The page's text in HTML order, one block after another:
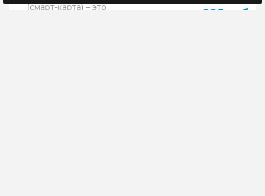
(смарт-карта) – это
225 руб